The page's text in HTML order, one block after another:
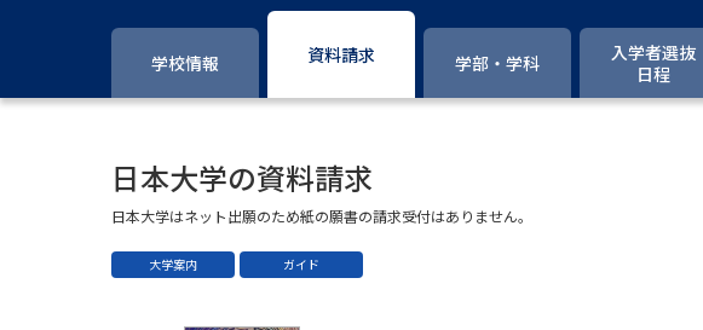
学校情報 資料請求 学部・学科
入学者選抜
日程
日本大学の資料請求
日本大学はネット出願のため紙の願書の請求受付はありません。
大学案内 ガイド